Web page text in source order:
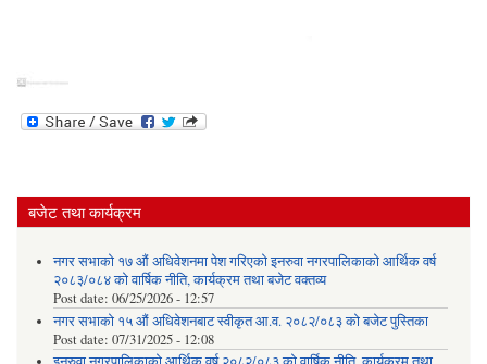
बजेट तथा कार्यक्रम
नगर सभाको १७ औं अधिवेशनमा पेश गरिएको इनरुवा नगरपालिकाको आर्थिक वर्ष
२०८३/०८४ को वार्षिक नीति, कार्यक्रम तथा बजेट वक्तव्य
Post date: 06/25/2026 - 12:57
नगर सभाको १५ औं अधिवेशनबाट स्वीकृत आ.व. २०८२/०८३ को बजेट पुस्तिका
Post date: 07/31/2025 - 12:08